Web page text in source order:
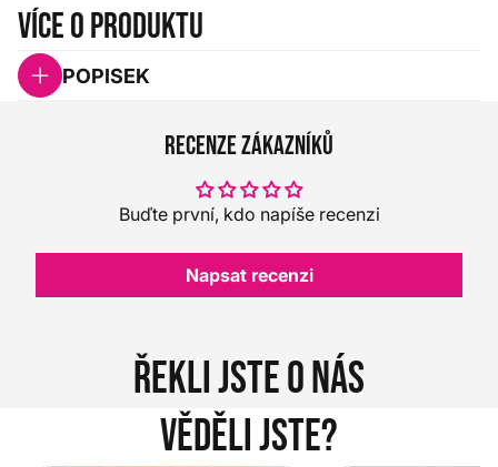
Více o produktu
POPISEK
Recenze zákazníků
Buďte první, kdo napíše recenzi
Napsat recenzi
Řekli jste o nás
Věděli jste?